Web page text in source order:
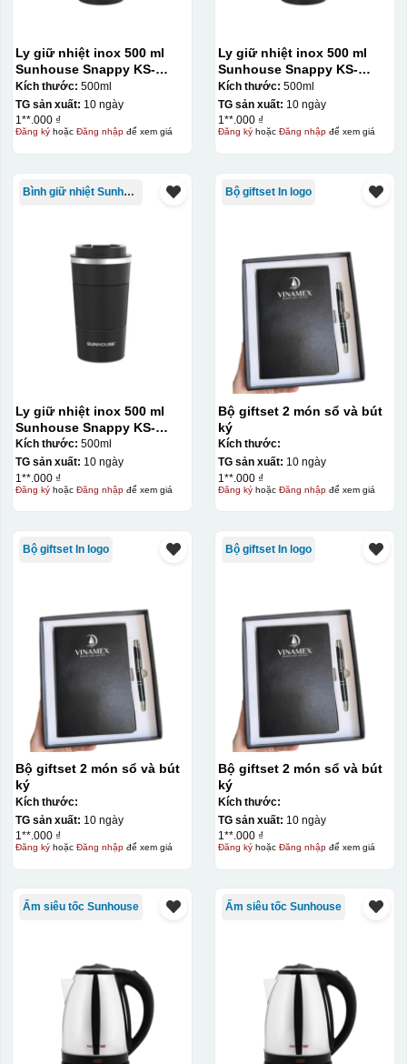
Hộp xi ly sứ
Ly giữ nhiệt inox 500 ml
Sunhouse Snappy KS-
TU500S
Kích thước: 500ml
TG sản xuất: 10 ngày
1**.000 ₫
Đăng kýhoặc Đăng nhậpđể xem giá
Ly giữ nhiệt inox 500 ml
Sunhouse Snappy KS-
TU500S
Kích thước: 500ml
TG sản xuất: 10 ngày
1**.000 ₫
Đăng kýhoặc Đăng nhậpđể xem giá
Bình giữ nhiệt Sunhouse
Ly giữ nhiệt inox 500 ml
Sunhouse Snappy KS-
TU500S
Kích thước: 500ml
TG sản xuất: 10 ngày
1**.000 ₫
Đăng kýhoặc Đăng nhậpđể xem giá
Bộ giftset In logo
Bộ giftset 2 món sổ và bút
ký
Kích thước:
TG sản xuất: 10 ngày
1**.000 ₫
Đăng kýhoặc Đăng nhậpđể xem giá
Bộ giftset In logo
Bộ giftset 2 món sổ và bút
ký
Kích thước:
TG sản xuất: 10 ngày
1**.000 ₫
Đăng kýhoặc Đăng nhậpđể xem giá
Bộ giftset In logo
Bộ giftset 2 món sổ và bút
ký
Kích thước:
TG sản xuất: 10 ngày
1**.000 ₫
Đăng kýhoặc Đăng nhậpđể xem giá
Ấm siêu tốc Sunhouse Ấm siêu tốc Sunhouse